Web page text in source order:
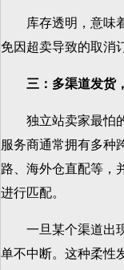
库存透明，意味着
免因超卖导致的取消
三：多渠道发货，
独立站卖家最怕的
服务商通常拥有多种
路、海外仓直配等，
进行匹配。
一旦某个渠道出现
单不中断。这种柔性